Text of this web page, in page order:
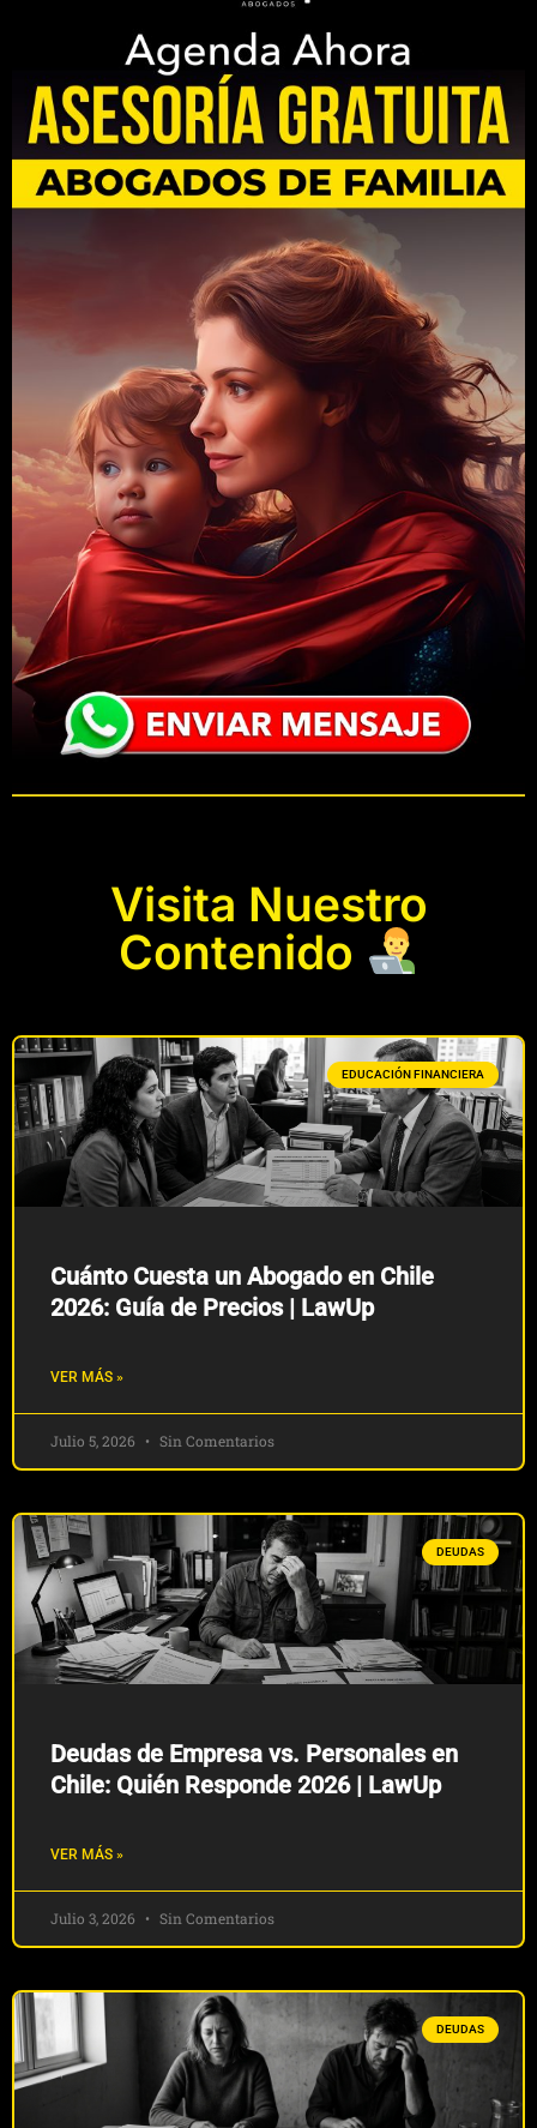
Visita Nuestro
Contenido
EDUCACIÓN FINANCIERA
Cuánto Cuesta un Abogado en Chile
2026: Guía de Precios | LawUp
VER MÁS »
Julio 5, 2026 Sin Comentarios
DEUDAS
Deudas de Empresa vs. Personales en
Chile: Quién Responde 2026 | LawUp
VER MÁS »
Julio 3, 2026 Sin Comentarios
DEUDAS